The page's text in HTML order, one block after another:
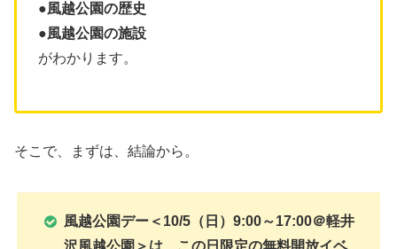
●風越公園の歴史
●風越公園の施設
がわかります。
そこで、まずは、結論から。
風越公園デー＜10/5（日）9:00～17:00＠軽井
沢風越公園＞は、この日限定の無料開放イベ